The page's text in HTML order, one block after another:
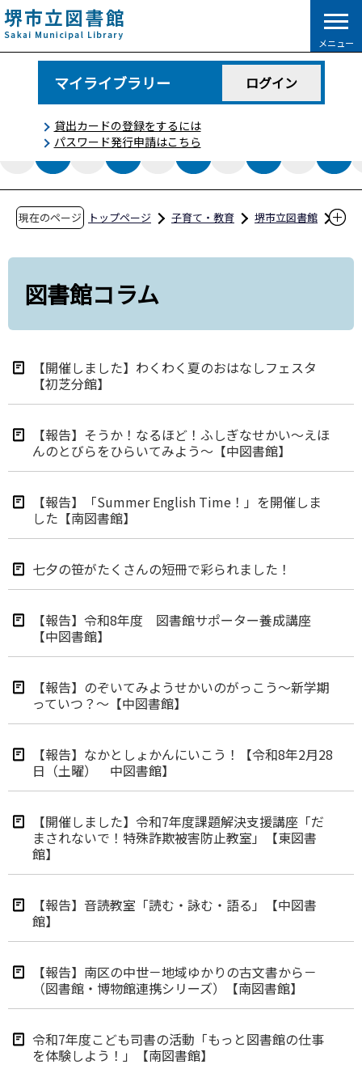
こ
の
ペ
で
メニュー
マイライブラリー ログイン
貸出カードの登録をするには
パスワード発行申請はこちら
現在のページ トップページ 子育て・教育
堺市立図書館
図書館コラム
【開催しました】わくわく夏のおはなしフェスタ
【初芝分館】
【報告】そうか！なるほど！ふしぎなせかい～えほ
んのとびらをひらいてみよう～【中図書館】
【報告】「Summer English Time！」を開催しま
した【南図書館】
七夕の笹がたくさんの短冊で彩られました！
【報告】令和8年度 図書館サポーター養成講座
【中図書館】
【報告】のぞいてみようせかいのがっこう～新学期
っていつ？～【中図書館】
【報告】なかとしょかんにいこう！【令和8年2月28
日（土曜） 中図書館】
【開催しました】令和7年度課題解決支援講座「だ
まされないで！特殊詐欺被害防止教室」【東図書
館】
【報告】音読教室「読む・詠む・語る」【中図書
館】
【報告】南区の中世－地域ゆかりの古文書から－
（図書館・博物館連携シリーズ）【南図書館】
令和7年度こども司書の活動「もっと図書館の仕事
を体験しよう！」【南図書館】